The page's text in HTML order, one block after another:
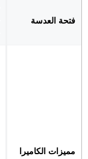
فتحة العدسة
مميزات الكاميرا